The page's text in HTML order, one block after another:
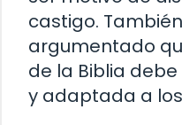
castigo.
argumentado
de la Biblia
y adaptada a